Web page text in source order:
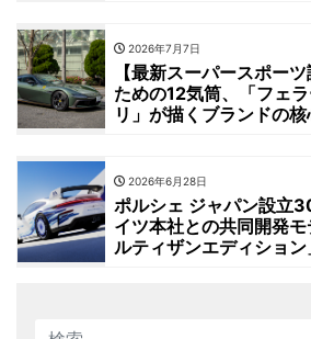
2026年7月7日
【最新スーパースポー
ための12気筒、「フェ
リ」が描くブランドの核
2026年6月28日
ポルシェ ジャパン設立
イツ本社との共同開発
ルティザンエディショ